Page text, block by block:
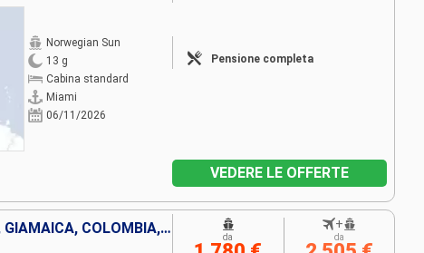
Norwegian Sun
13 g
Cabina standard
Miami
06/11/2026
Pensione completa
VEDERE LE OFFERTE
STATI UNITI, ISOLE CAYMAN, GIAMAICA, COLOMBIA, PANAMA, COSTA RICA, BELIZE, MESSICO
da
+
da